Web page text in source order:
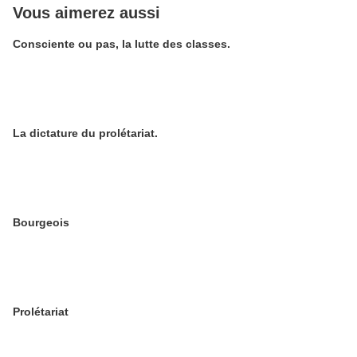
Vous aimerez aussi
Consciente ou pas, la lutte des classes.
La dictature du prolétariat.
Bourgeois
Prolétariat